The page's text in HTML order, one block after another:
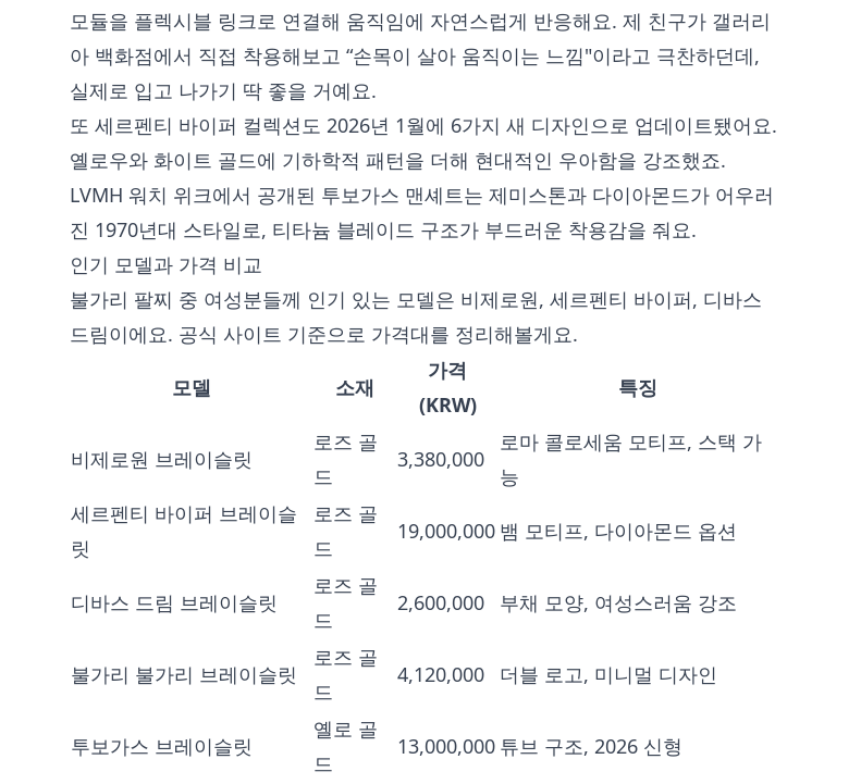
모듈을 플렉시블 링크로 연결해 움직임에 자연스럽게 반응해요. 제 친구가 갤러리
아 백화점에서 직접 착용해보고 “손목이 살아 움직이는 느낌"이라고 극찬하던데,
실제로 입고 나가기 딱 좋을 거예요.
또 세르펜티 바이퍼 컬렉션도 2026년 1월에 6가지 새 디자인으로 업데이트됐어요.
옐로우와 화이트 골드에 기하학적 패턴을 더해 현대적인 우아함을 강조했죠.
LVMH 워치 위크에서 공개된 투보가스 맨셰트는 제미스톤과 다이아몬드가 어우러
진 1970년대 스타일로, 티타늄 블레이드 구조가 부드러운 착용감을 줘요.
인기 모델과 가격 비교
불가리 팔찌 중 여성분들께 인기 있는 모델은 비제로원, 세르펜티 바이퍼, 디바스
드림이에요. 공식 사이트 기준으로 가격대를 정리해볼게요.
모델 소재
가격
(KRW)
특징
비제로원 브레이슬릿
로즈 골
드
3,380,000
로마 콜로세움 모티프, 스택 가
능
세르펜티 바이퍼 브레이슬
릿
로즈 골
드
19,000,000 뱀 모티프, 다이아몬드 옵션
디바스 드림 브레이슬릿
로즈 골
드
2,600,000 부채 모양, 여성스러움 강조
불가리 불가리 브레이슬릿
로즈 골
드
4,120,000 더블 로고, 미니멀 디자인
투보가스 브레이슬릿
옐로 골
드
13,000,000 튜브 구조, 2026 신형